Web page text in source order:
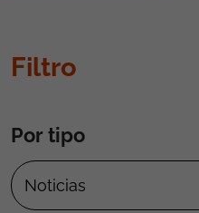
Filtro
Por tipo